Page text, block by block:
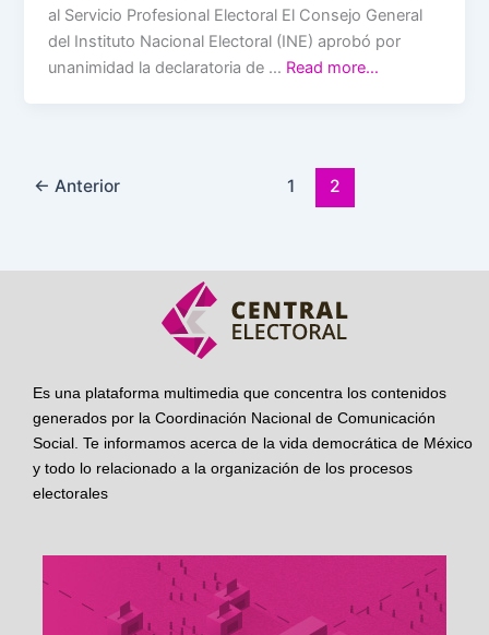
al Servicio Profesional Electoral El Consejo General
del Instituto Nacional Electoral (INE) aprobó por
unanimidad la declaratoria de … Read more…
← Anterior 1 2
Es una plataforma multimedia que concentra los contenidos
generados por la Coordinación Nacional de Comunicación
Social. Te informamos acerca de la vida democrática de México
y todo lo relacionado a la organización de los procesos
electorales